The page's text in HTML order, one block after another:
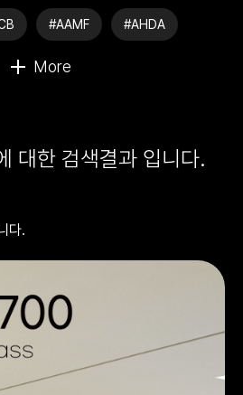
#AAMF #AHDA
대한 검색결과 입니다.
다.